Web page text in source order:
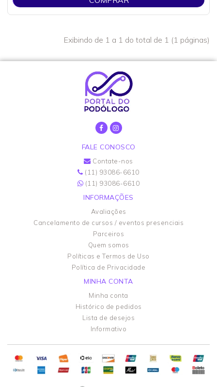
Exibindo de 1 a 1 do total de 1 (1 páginas)
FALE CONOSCO
Contate-nos
(11) 93086-6610
(11) 93086-6610
INFORMAÇÕES
Avaliações
Cancelamento de cursos / eventos presenciais
Parceiros
Quem somos
Políticas e Termos de Uso
Política de Privacidade
MINHA CONTA
Minha conta
Histórico de pedidos
Lista de desejos
Informativo